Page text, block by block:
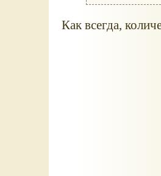
Как всегда,